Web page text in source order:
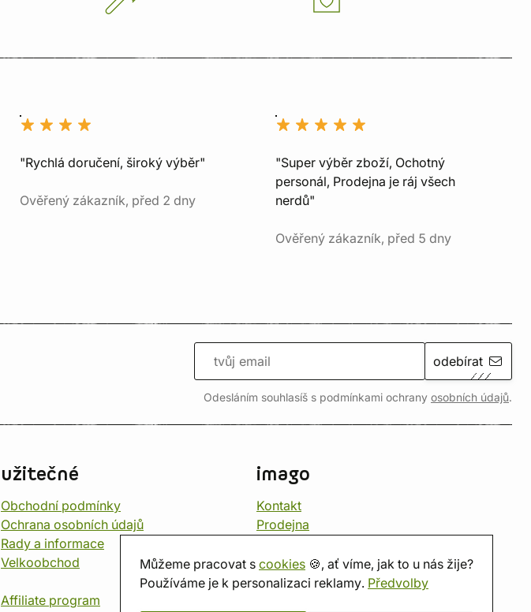
Můžeme pracovat s cookies 🍪, ať víme, jak to u nás žije?
Používáme je k personalizaci reklamy. Předvolby
"Rychlá doručení, široký výběr"
Ověřený zákazník, před 2 dny
"Super výběr zboží, Ochotný
personál, Prodejna je ráj všech
nerdů"
Ověřený zákazník, před 5 dny
odebírat
Odesláním souhlasíš s podmínkami ochrany osobních údajů.
užitečné
Obchodní podmínky
Ochrana osobních údajů
Rady a informace
Velkoobchod
Affiliate program
imago
Kontakt
Prodejna
O nás
Hodnocení obchodu